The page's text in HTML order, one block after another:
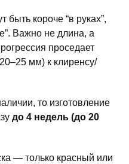
короче “в руках”,
Важно не длина, а
проседает
мм) к клиренсу/
то изготовление
до 4 недель (до 20
— только красный или